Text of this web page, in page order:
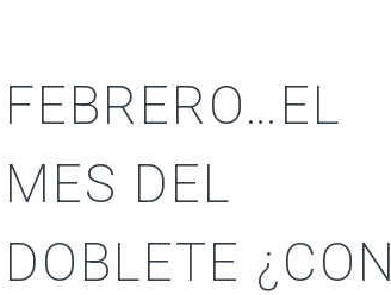
FEBRERO…EL
MES DEL
DOBLETE ¿CON